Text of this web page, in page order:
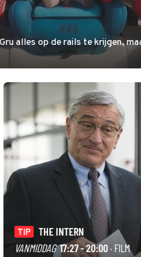
alles op de rails te krijgen,
TIP
THE INTERN
VANMIDDAG 17:27 - 20:00· FILM